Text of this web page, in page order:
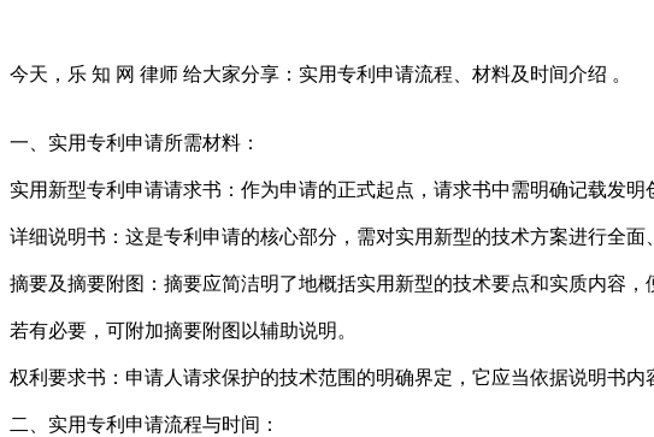
今天，乐 知 网 律师 给大家分享：实用专利申请流程、材料及时间介绍 。
一、实用专利申请所需材料：
实用新型专利申请请求书：作为申请的正式起点，请求书中需明确记载发
详细说明书：这是专利申请的核心部分，需对实用新型的技术方案进行全
摘要及摘要附图：摘要应简洁明了地概括实用新型的技术要点和实质内容，
若有必要，可附加摘要附图以辅助说明。
权利要求书：申请人请求保护的技术范围的明确界定，它应当依据说明书
二、实用专利申请流程与时间：